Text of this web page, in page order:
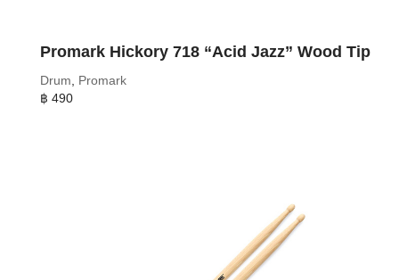
Promark Hickory 718 “Acid Jazz” Wood Tip
Drum, Promark
฿ 490